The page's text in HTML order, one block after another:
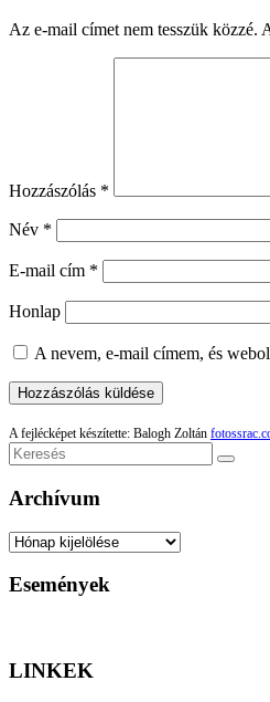
Az e-mail címet nem tesszük közzé.
Hozzászólás *
Név *
E-mail cím *
Honlap
A nevem, e-mail címem, és
A fejlécképet készítette: Balogh Zoltán
Keresés
Archívum
Archívum
Események
LINKEK